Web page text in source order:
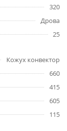
320
Дрова
25
Кожух конвектор
660
415
605
115